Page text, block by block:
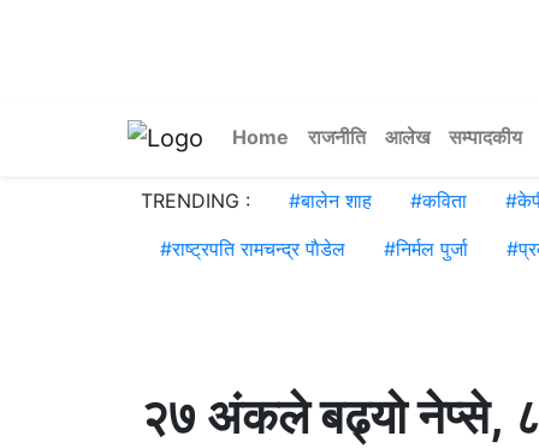
Home राजनीति आलेख सम्पादकीय
TRENDING : #बालेन शाह #कविता #
#राष्ट्रपति रामचन्द्र पाैडेल #निर्मल पुर्जा #
२७ अंकले बढ्यो नेप्से, ८